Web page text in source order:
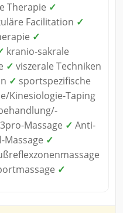
Therapie ✓
Facilitation ✓
✓
kranio-sakrale
✓ viszerale Techniken
✓ sportspezifische
Kinesiologie-Taping
Massage ✓ Anti-
Massage ✓
✓